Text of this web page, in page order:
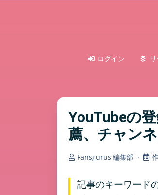
ログイン サ
YouTubeの
薦、チャン
Fansgurus 編集部 ·
記事のキーワード